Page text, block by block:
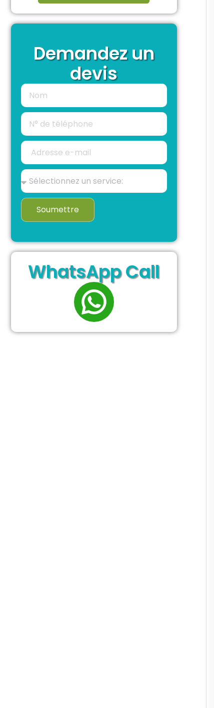
Demandez un
devis
Soumettre
WhatsApp Call